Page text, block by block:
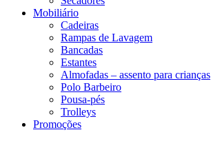
Mobiliário
Cadeiras
Rampas de Lavagem
Bancadas
Estantes
Almofadas – assento para crianças
Polo Barbeiro
Pousa-pés
Trolleys
Promoções